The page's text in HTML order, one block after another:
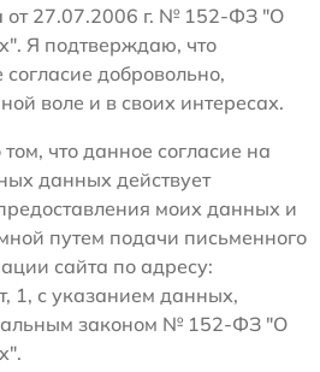
от 27.07.2006 г. № 152-ФЗ "О
Я подтверждаю, что
добровольно,
воле и в своих интересах.
что данное согласие на
данных действует
моих данных и
путем подачи письменного
сайта по адресу:
1, с указанием данных,
законом № 152-ФЗ "О